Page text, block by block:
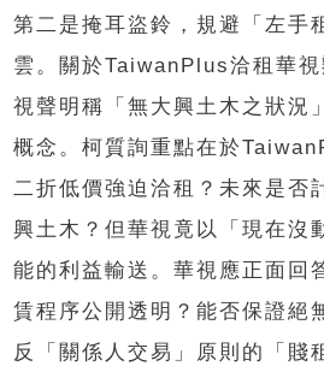
第二是掩耳盜鈴，規避「左手
雲。關於TaiwanPlus洽租華
視聲明稱「無大興土木之狀況
概念。柯質詢重點在於
二折低價強迫洽租？未來是否
興土木？但華視竟以「現在沒
能的利益輸送。華視應正面回
賃程序公開透明？能否保證絕
反「關係人交易」原則的「賤